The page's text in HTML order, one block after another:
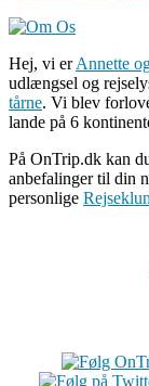
Hej, vi erAnnette
udlængsel og
tårne. Vi blev
lande på 6
På OnTrip.dk kan
anbefalinger til din
personlige